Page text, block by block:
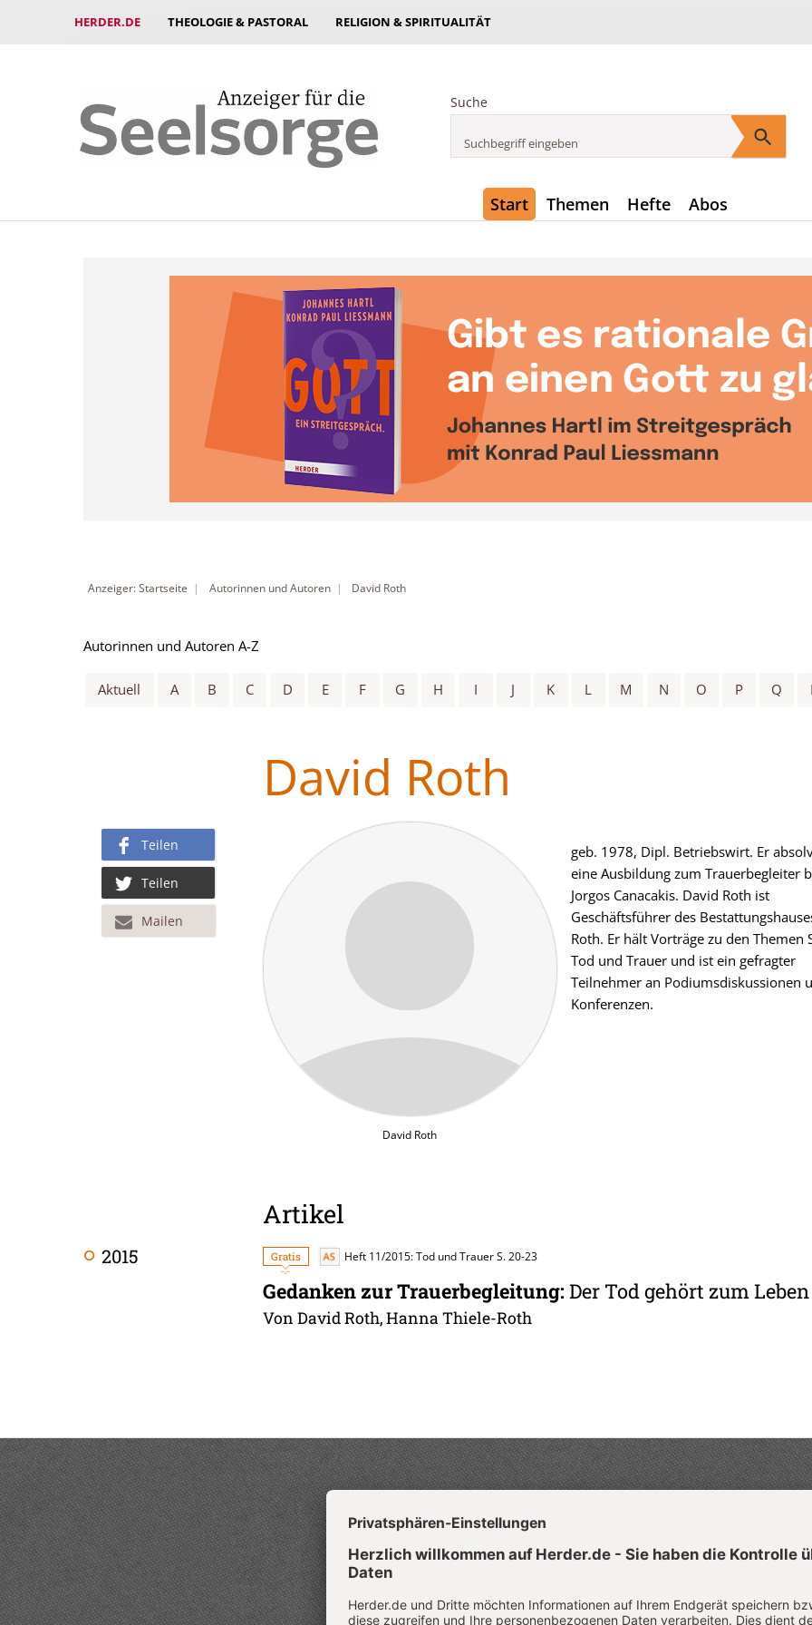
HERDER.DE THEOLOGIE & PASTORAL RELIGION & SPIRITUALITÄT
Suche
Start Themen Hefte Abos
Anzeiger: Startseite Autorinnen und Autoren David Roth
Autorinnen und Autoren A-Z
Aktuell A B C D E F G H I J K L M N O P Q
David Roth
David Roth
geb. 1978, Dipl. Betriebswirt. Er
eine Ausbildung zum Trauerbegleiter
Jorgos Canacakis. David Roth ist
Geschäftsführer des
Roth. Er hält Vorträge zu den Themen
Tod und Trauer und ist ein gefragter
Teilnehmer an Podiumsdiskussionen
Konferenzen.
Teilen
Teilen
Mailen
Artikel
2015 Gratis Heft 11/2015: Tod und Trauer S. 20-23
Gedanken zur Trauerbegleitung: Der Tod gehört zum Leben
Von David Roth, Hanna Thiele-Roth
Aktuelle Hefte